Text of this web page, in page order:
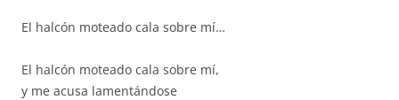
El halcón moteado cala sobre mí…
El halcón moteado cala sobre mí,
y me acusa lamentándose